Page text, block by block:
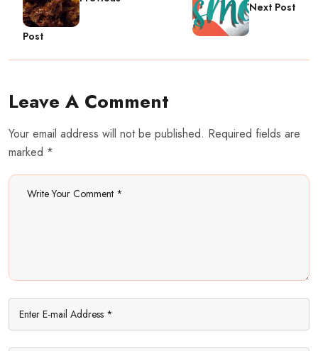
Post
Next Post
Leave A Comment
Your email address will not be published. Required fields are
marked *